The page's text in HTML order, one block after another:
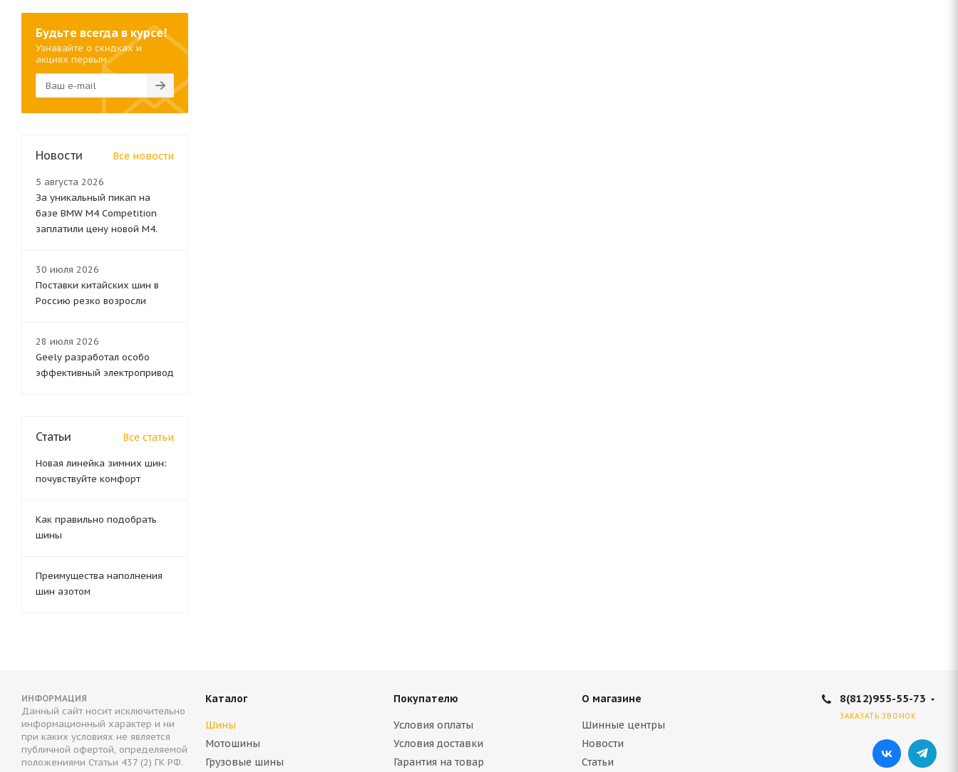
Будьте всегда в курсе!
Узнавайте о скидках и
акциях первым
Новости Все новости
5 августа 2026
За уникальный пикап на
базе BMW M4 Competition
заплатили цену новой M4.
30 июля 2026
Поставки китайских шин в
Россию резко возросли
28 июля 2026
Geely разработал особо
эффективный электропривод
Статьи Все статьи
Новая линейка зимних шин:
почувствуйте комфорт
Как правильно подобрать
шины
Преимущества наполнения
шин азотом
ИНФОРМАЦИЯ
Данный сайт носит исключительно
информационный характер и ни
при каких условиях не является
публичной офертой, определяемой
положениями Статьи 437 (2) ГК РФ.
Каталог
Шины
Мотошины
Грузовые шины
Покупателю
Условия оплаты
Условия доставки
Гарантия на товар
О магазине
Шинные центры
Новости
Статьи
8(812)955-55-73
ЗАКАЗАТЬ ЗВОНОК